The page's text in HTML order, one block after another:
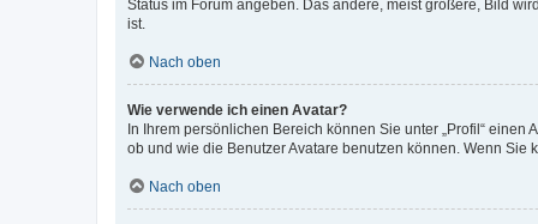
Status im Forum angeben. Das andere, meist größere, Bild
ist.
Nach oben
Wie verwende ich einen Avatar?
In Ihrem persönlichen Bereich können Sie unter „Profil“
ob und wie die Benutzer Avatare benutzen können. Wenn
Nach oben